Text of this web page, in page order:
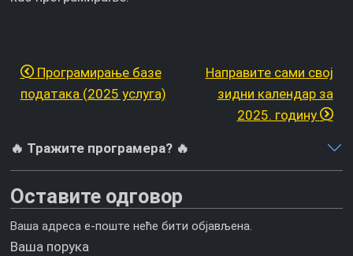
Програмирање базе
података (2025 услуга)
Направите сами свој
зидни календар за
2025. годину
🔥 Тражите програмера? 🔥
Оставите одговор
Ваша адреса е-поште неће бити објављена.
Ваша порука